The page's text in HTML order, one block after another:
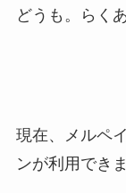
どうも。らく
現在、メルペ
ンが利用できま